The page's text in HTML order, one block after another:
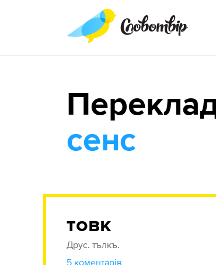
сенс
товк
Друс. тълкъ.
5 коментарів